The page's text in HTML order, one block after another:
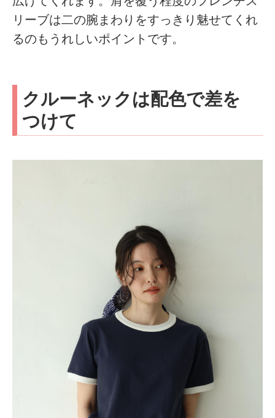
リーブは二の腕まわりをすっきり魅せてくれ
るのもうれしいポイントです。
クルーネックは配色で差を
つけて